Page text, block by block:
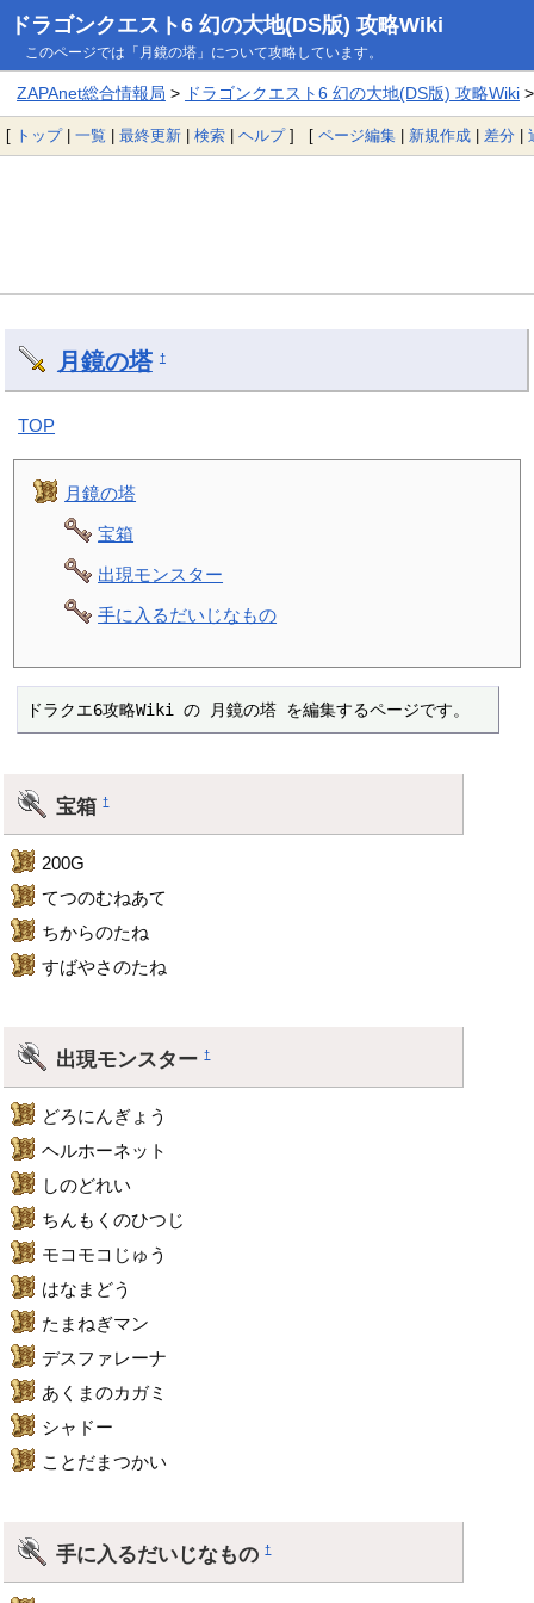
ドラゴンクエスト6 幻の大地(DS版) 攻略Wiki
このページでは「月鏡の塔」について攻略しています。
ZAPAnet総合情報局 > ドラゴンクエスト6 幻の大地(DS版) 攻略Wiki>
[ トップ| 一覧 | 最終更新 | 検索 | ヘルプ] [ ページ編集 | 新規作成 | 差分 |
月鏡の塔 †
TOP
月鏡の塔
宝箱
出現モンスター
手に入るだいじなもの
ドラクエ6攻略Wiki の 月鏡の塔 を編集するページです。
宝箱†
200G
てつのむねあて
ちからのたね
すばやさのたね
出現モンスター†
どろにんぎょう
ヘルホーネット
しのどれい
ちんもくのひつじ
モコモコじゅう
はなまどう
たまねぎマン
デスファレーナ
あくまのカガミ
シャドー
ことだまつかい
手に入るだいじなもの†